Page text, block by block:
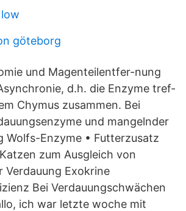
göteborg
und Magenteilentfer-nung
d.h. die Enzyme tref-
Chymus zusammen. Bei
und mangelnder
Wolfs-Enzyme • Futterzusatz
zum Ausgleich von
Verdauung Exokrine
Bei Verdauungschwächen
ich war letzte woche mit